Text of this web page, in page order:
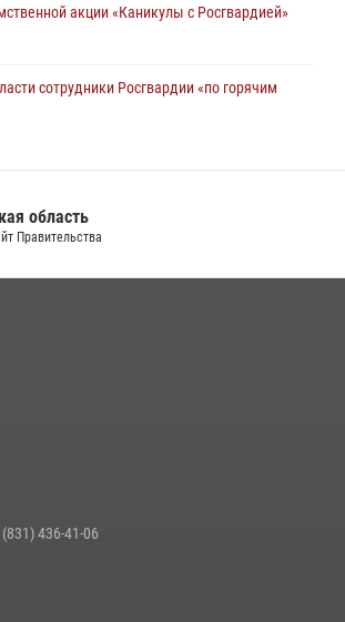
акции «Каникулы с Росгвардией»
сотрудники Росгвардии «по горячим
Новгороде
2
за прошедшую неделю выезжали
«тревога»
область
Правительства
436-41-06